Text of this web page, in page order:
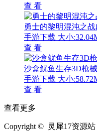
查 看
勇士的黎明混沌之
手游下载 大小
查 看
沙盒鱿鱼生存3D枪
手游下载 大小
查 看
查看更多
Copyright © 灵犀17资源站